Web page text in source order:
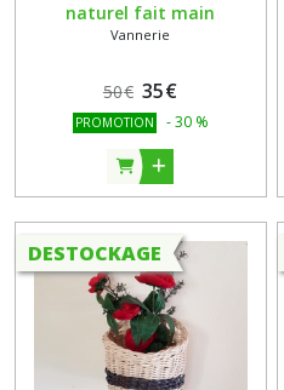
naturel fait main
Vannerie
50€ 35€
PROMOTION -30 %
DESTOCKAGE